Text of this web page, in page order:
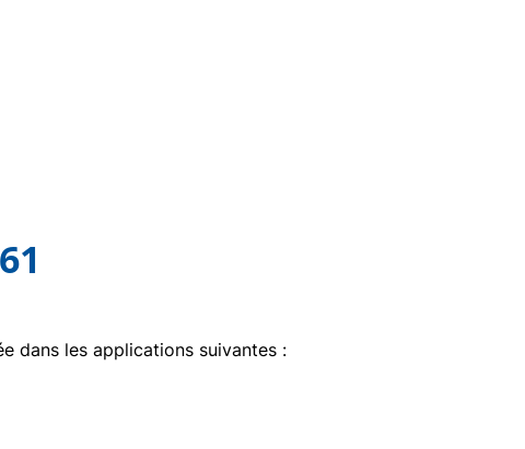
dans les applications suivantes :